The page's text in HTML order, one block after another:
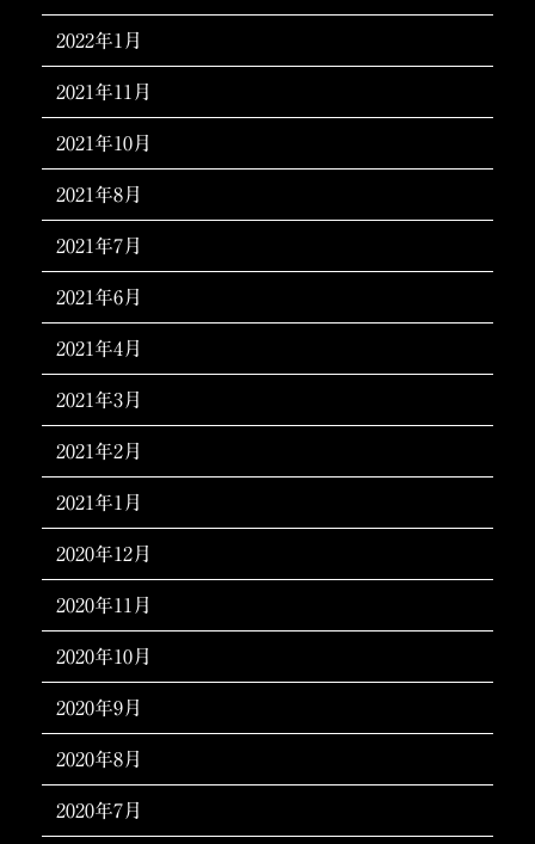
2022年1月
2021年11月
2021年10月
2021年8月
2021年7月
2021年6月
2021年4月
2021年3月
2021年2月
2021年1月
2020年12月
2020年11月
2020年10月
2020年9月
2020年8月
2020年7月